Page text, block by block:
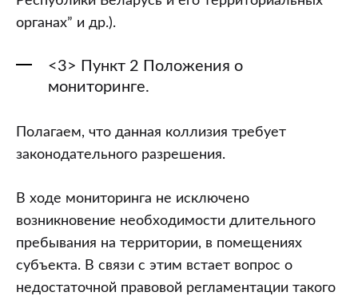
органах” и др.).
<3> Пункт 2 Положения о
мониторинге.
Полагаем, что данная коллизия требует
законодательного разрешения.
В ходе мониторинга не исключено
возникновение необходимости длительного
пребывания на территории, в помещениях
субъекта. В связи с этим встает вопрос о
недостаточной правовой регламентации такого